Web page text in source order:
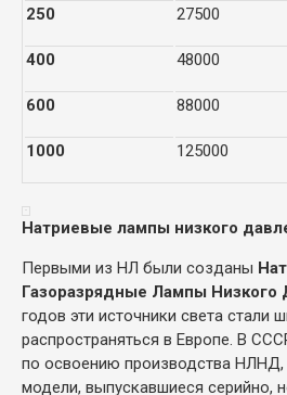
250 27500
400 48000
600 88000
1000 125000
Натриевые лампы низкого
Первыми из НЛ были созданы
Газоразрядные Лампы Низкого
годов эти источники света стали
распространяться в Европе. В
по освоению производства
модели, выпускавшиеся серийно,